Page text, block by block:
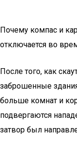
Почему компас и
отключается во
После того, как
заброшенные
больше комнат и
подвергаются
затвор был